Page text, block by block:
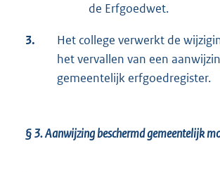
de Erfgoedwet.
3.
Het college verwerkt de
het vervallen van een
gemeentelijk erfgoedregister.
§ 3.Aanwijzing beschermd gemeentelijk